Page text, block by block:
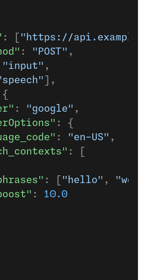
: [
"https://
: "POST" ,
"input" ,
],
: "google" ,
: {
: "en-US" ,
: [
: [ "hello" ,
"world"
: 10.0